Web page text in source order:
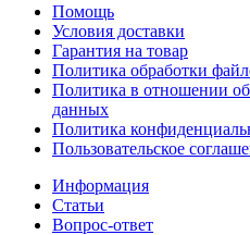
Помощь
Условия доставки
Гарантия на товар
Политика обработки
Политика в отношении
данных
Политика
Пользовательское
Информация
Статьи
Вопрос-ответ